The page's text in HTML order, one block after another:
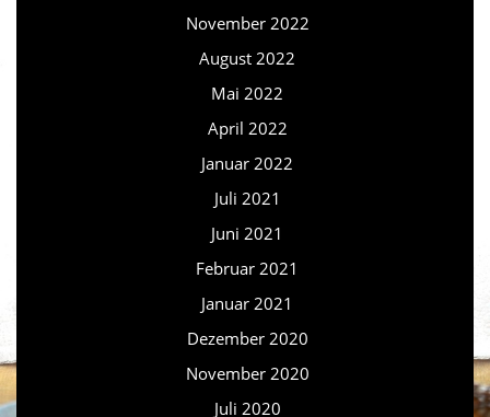
November 2022
August 2022
Mai 2022
April 2022
Januar 2022
Juli 2021
Juni 2021
Februar 2021
Januar 2021
Dezember 2020
November 2020
Juli 2020